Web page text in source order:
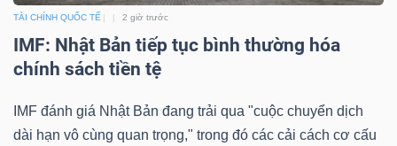
TÀI CHÍNH QUỐC TẾ 2 giờ trước
IMF: Nhật Bản tiếp tục bình thường hóa
chính sách tiền tệ
IMF đánh giá Nhật Bản đang trải qua "cuộc chuyển dịch
dài hạn vô cùng quan trọng," trong đó các cải cách cơ cấu
LIỆU
CÔNG
NGHIỆP